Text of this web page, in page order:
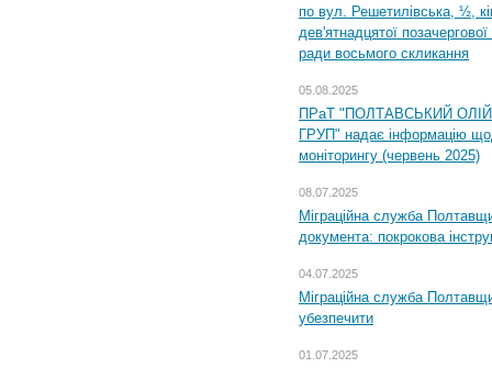
по вул. Решетилівська, ½,
дев'ятнадцятої
ради восьмого скликання
05.08.2025
ПРаТ "ПОЛТАВСЬКИЙ
ГРУП" надає інформацію
моніторингу (червень 2025)
08.07.2025
Міграційна служба
документа: покрокова
04.07.2025
Міграційна служба
убезпечити
01.07.2025